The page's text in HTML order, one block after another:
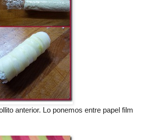
anterior. Lo ponemos entre papel film